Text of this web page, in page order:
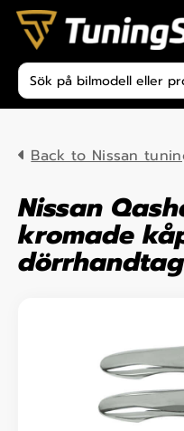
Skip to content
Produktsökning
Back to Nissan
Nissan
kromade